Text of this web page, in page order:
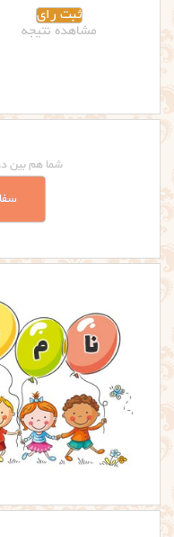
شما هم بین